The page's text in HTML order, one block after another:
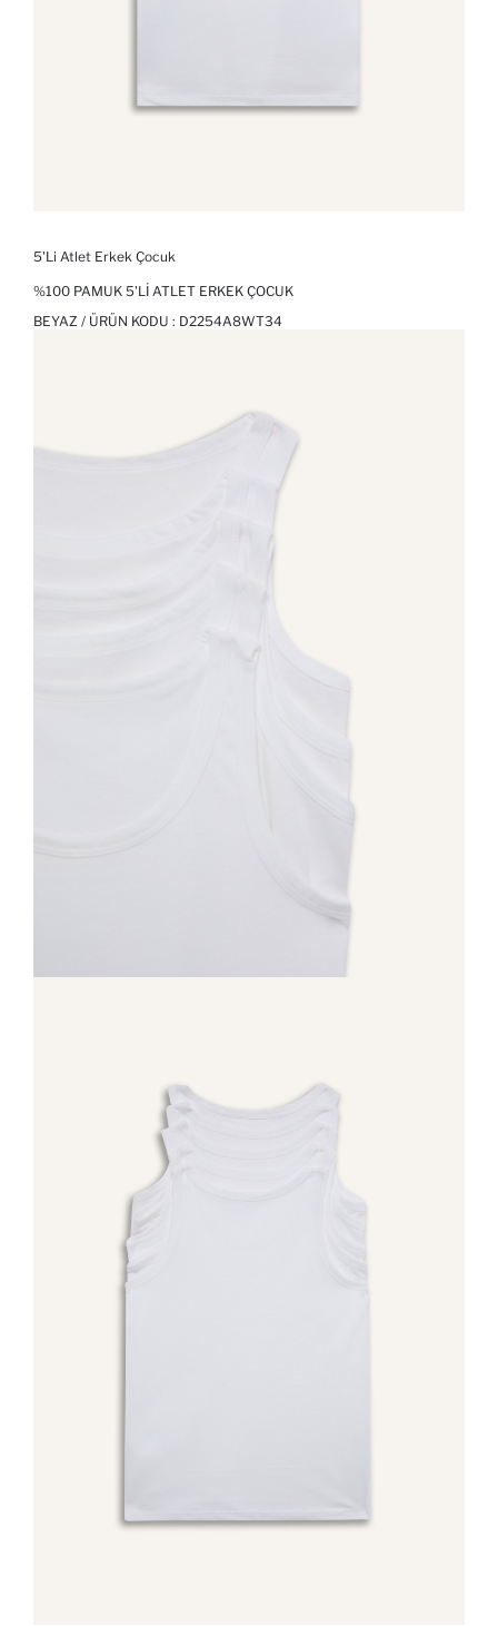
5'li Atlet Erkek Çocuk
%100 PAMUK 5'LI ATLET ERKEK ÇOCUK
BEYAZ / ÜRÜN KODU : D2254A8WT34